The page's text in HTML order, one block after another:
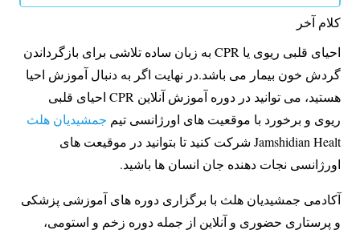
کلام آخر
احیای قلبی ریوی یا CPR به زبان ساده تلاشی برای بازگرداندن
گردش خون بیمار می باشد.در نهایت اگر به دنبال آموزش احیا
هستید، می توانید در دوره آموزش آنلاین CPR احیای قلبی
ریوی و برخورد با موقعیت های اورژانسی تیم جمشیدیان هلث
Jamshidian Healt شرکت کنید تا بتوانید در موقیعت های
اورژانسی نجات دهنده جان انسان ها باشید.
آکادمی جمشیدیان هلث با برگزاری دوره های آموزشی پزشکی
و پرستاری حضوری و آنلاین از جمله دوره زخم و استومی،